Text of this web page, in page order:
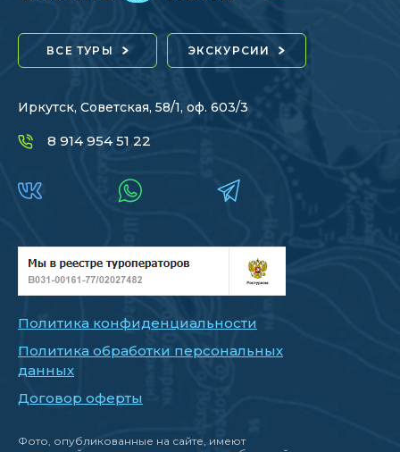
ВСЕ ТУРЫ ЭКСКУРСИИ
Иркутск, Советская, 58/1, оф. 603/3
8 914 954 51 22
Политика конфиденциальности
Политика обработки персональных
данных
Договор оферты
Фото, опубликованные на сайте, имеют